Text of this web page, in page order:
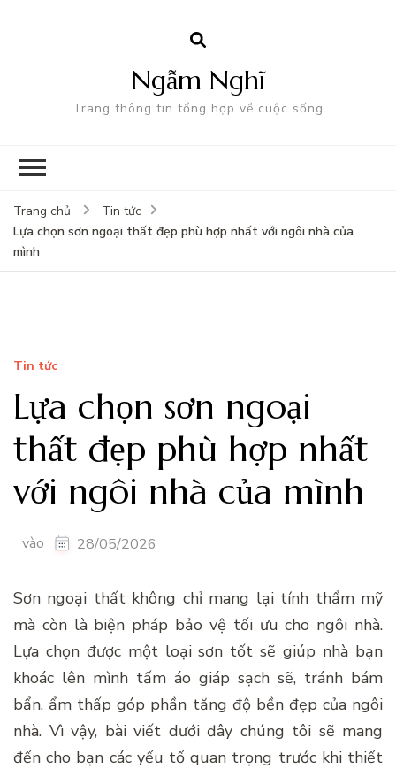
Ngẫm Nghĩ
Trang thông tin tổng hợp về cuộc sống
Trang chủ
Tin tức
Lựa chọn sơn ngoại thất đẹp phù hợp nhất với ngôi nhà của
mình
Tin tức
Lựa chọn sơn ngoại
thất đẹp phù hợp nhất
với ngôi nhà của mình
vào 28/05/2026
Sơn ngoại thất không chỉ mang lại tính thẩm mỹ
mà còn là biện pháp bảo vệ tối ưu cho ngôi nhà.
Lựa chọn được một loại sơn tốt sẽ giúp nhà bạn
khoác lên mình tấm áo giáp sạch sẽ, tránh bám
bẩn, ẩm thấp góp phần tăng độ bền đẹp của ngôi
nhà. Vì vậy, bài viết dưới đây chúng tôi sẽ mang
đến cho bạn các yếu tố quan trọng trước khi thiết